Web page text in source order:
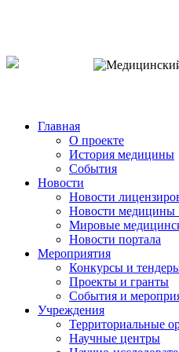
Главная
О проекте
История медицины
События
Новости
Новости
Новости медицины
Мировые
Новости портала
Мероприятия
Конкурсы и
Проекты и гранты
События и
Учреждения
Территориальные
Научные центры